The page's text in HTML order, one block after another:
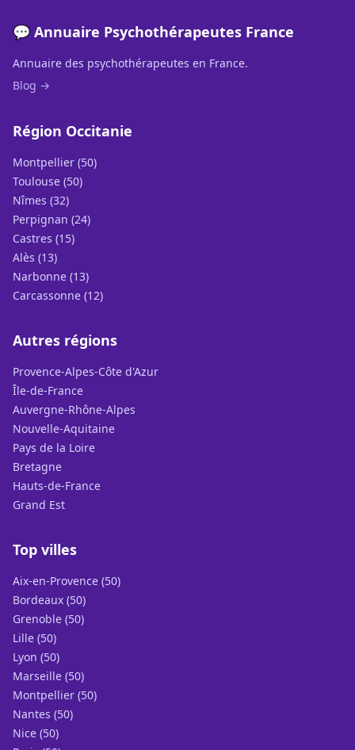
💬 Annuaire Psychothérapeutes France
Annuaire des psychothérapeutes en France.
Blog →
Région Occitanie
Montpellier (50)
Toulouse (50)
Nîmes (32)
Perpignan (24)
Castres (15)
Alès (13)
Narbonne (13)
Carcassonne (12)
Autres régions
Provence-Alpes-Côte d'Azur
Île-de-France
Auvergne-Rhône-Alpes
Nouvelle-Aquitaine
Pays de la Loire
Bretagne
Hauts-de-France
Grand Est
Top villes
Aix-en-Provence (50)
Bordeaux (50)
Grenoble (50)
Lille (50)
Lyon (50)
Marseille (50)
Montpellier (50)
Nantes (50)
Nice (50)